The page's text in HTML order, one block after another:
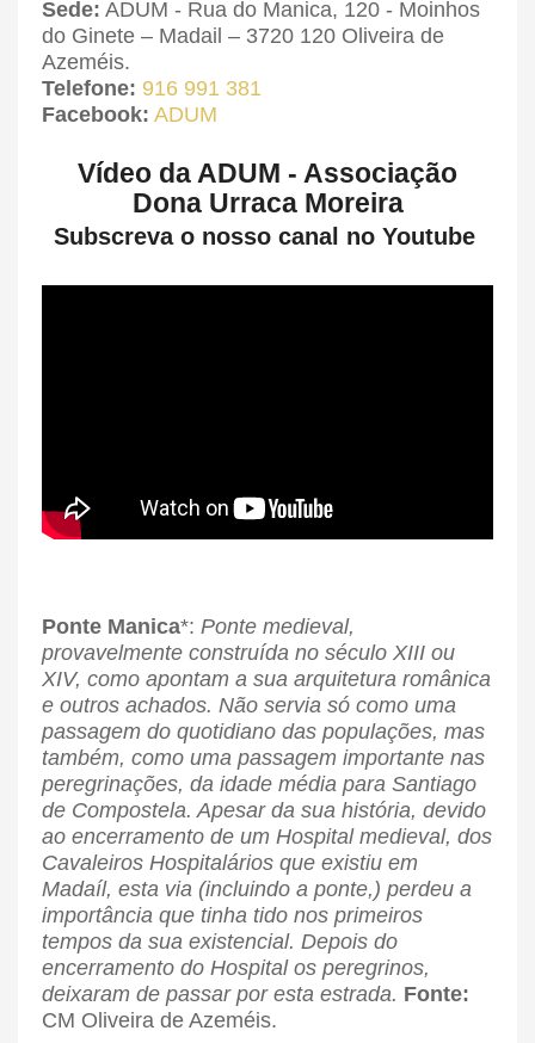
Sede: ADUM - Rua do Manica, 120 - Moinhos
do Ginete – Madail – 3720 120 Oliveira de
Azeméis.
Telefone: 916 991 381
Facebook: ADUM
Vídeo da ADUM - Associação
Dona Urraca Moreira
Subscreva o nosso canal no Youtube
Ponte Manica*: Ponte medieval,
provavelmente construída no século XIII ou
XIV, como apontam a sua arquitetura românica
e outros achados. Não servia só como uma
passagem do quotidiano das populações, mas
também, como uma passagem importante nas
peregrinações, da idade média para Santiago
de Compostela. Apesar da sua história, devido
ao encerramento de um Hospital medieval, dos
Cavaleiros Hospitalários que existiu em
Madaíl, esta via (incluindo a ponte,) perdeu a
importância que tinha tido nos primeiros
tempos da sua existencial. Depois do
encerramento do Hospital os peregrinos,
deixaram de passar por esta estrada. Fonte:
CM Oliveira de Azeméis.